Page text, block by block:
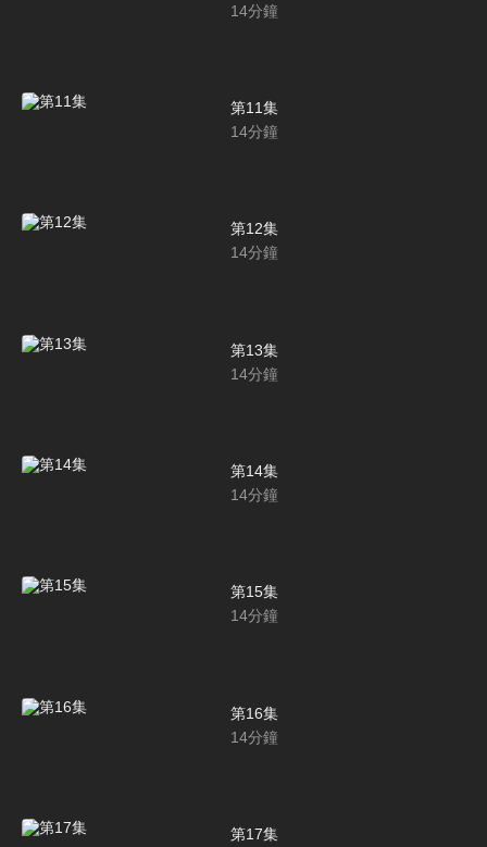
14分鐘
第11集
14分鐘
第12集
14分鐘
第13集
14分鐘
第14集
14分鐘
第15集
14分鐘
第16集
14分鐘
第17集